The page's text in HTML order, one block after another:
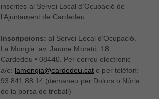
inscrites al Servei Local d’Ocupació de
l’Ajuntament de Cardedeu
Inscripcions: al Servei Local d’Ocupació.
La Mongia: av. Jaume Morató, 18.
Cardedeu • 08440. Per correu electrònic
a/e: lamongia@cardedeu.cat o per telèfon:
93 841 88 14 (demaneu per Dolors o Núria
de la borsa de treball)